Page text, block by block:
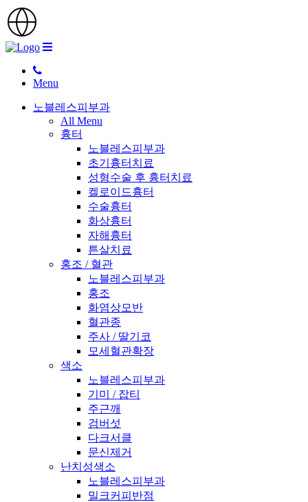
Menu
노블레스피부과
All Menu
흉터
노블레스피부과
초기흉터치료
성형수술 후 흉터치료
켈로이드흉터
수술흉터
화상흉터
자해흉터
튼살치료
홍조 / 혈관
노블레스피부과
홍조
화염상모반
혈관종
주사 / 딸기코
모세혈관확장
색소
노블레스피부과
기미 / 잡티
주근깨
검버섯
다크서클
문신제거
난치성색소
노블레스피부과
밀크커피반점